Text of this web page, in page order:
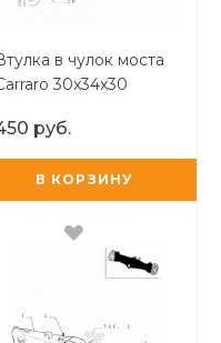
в чулок моста
30x34x30
руб.
В КОРЗИНУ